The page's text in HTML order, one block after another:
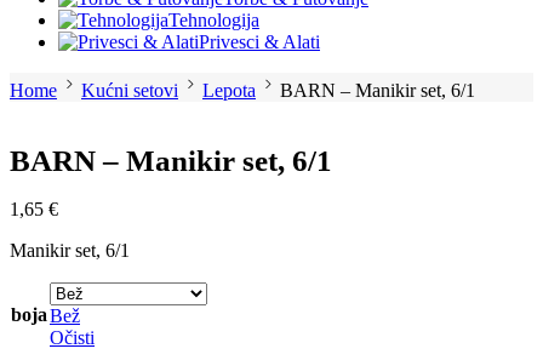
Tehnologija
Privesci & Alati
Home Kućni setovi Lepota BARN – Manikir set, 6/1
BARN – Manikir set, 6/1
1,65 €
Manikir set, 6/1
bojaBež
Očisti